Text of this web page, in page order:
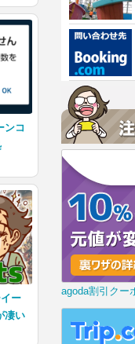
ンコ
ー
凄い